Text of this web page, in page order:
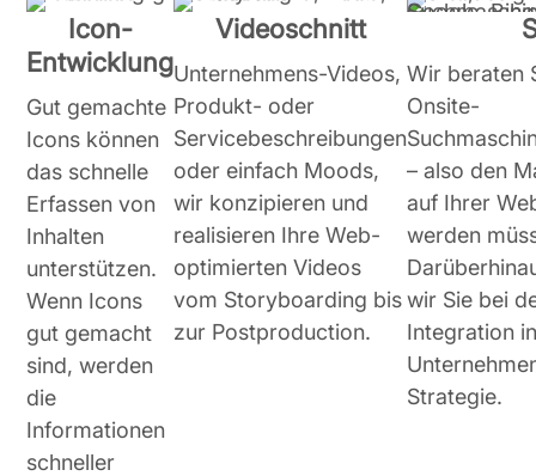
Icon-
Entwicklung
Gut gemachte
Icons können
das schnelle
Erfassen von
Inhalten
unterstützen.
Wenn Icons
gut gemacht
sind, werden
die
Informationen
schneller
Videoschnitt
Unternehmens-Videos,
Produkt- oder
Servicebeschreibungen
oder einfach Moods,
wir konzipieren und
realisieren Ihre Web-
optimierten Videos
vom Storyboarding bis
zur Postproduction.
Wir beraten
Onsite-
– also den
auf Ihrer
werden
wir Sie bei
Integration
Strategie.